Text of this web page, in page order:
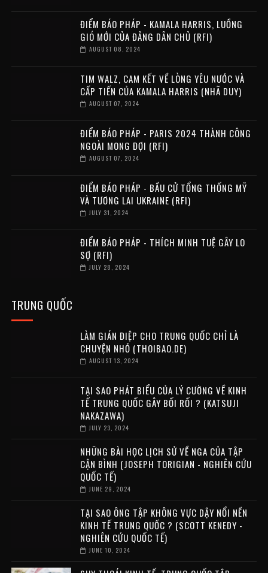
ĐIỂM BÁO PHÁP - KAMALA HARRIS, LUỒNG
GIÓ MỚI CỦA ĐẢNG DÂN CHỦ (RFI)
AUGUST 08, 2024
TIM WALZ, CAM KẾT VỀ LÒNG YÊU NƯỚC VÀ
CẤP TIẾN CỦA KAMALA HARRIS (NHÃ DUY)
AUGUST 07, 2024
ĐIỂM BÁO PHÁP - PARIS 2024 THÀNH CÔNG
NGOÀI MONG ĐỢI (RFI)
AUGUST 07, 2024
ĐIỂM BÁO PHÁP - BẦU CỬ TỔNG THỐNG MỸ
VÀ TƯƠNG LAI UKRAINE (RFI)
JULY 31, 2024
ĐIỂM BÁO PHÁP - THÍCH MINH TUỆ GÂY LO
SỢ (RFI)
JULY 28, 2024
TRUNG QUỐC
LÀM GIÁN ĐIỆP CHO TRUNG QUỐC CHỈ LÀ
CHUYỆN NHỎ (THOIBAO.DE)
AUGUST 13, 2024
TẠI SAO PHÁT BIỂU CỦA LÝ CƯỜNG VỀ KINH
TẾ TRUNG QUỐC GÂY BỐI RỐI ? (KATSUJI
NAKAZAWA)
JULY 23, 2024
NHỮNG BÀI HỌC LỊCH SỬ VỀ NGA CỦA TẬP
CẬN BÌNH (JOSEPH TORIGIAN - NGHIÊN CỨU
QUỐC TẾ)
JUNE 29, 2024
TẠI SAO ÔNG TẬP KHÔNG VỰC DẬY NỔI NỀN
KINH TẾ TRUNG QUỐC ? (SCOTT KENEDY -
NGHIÊN CỨU QUỐC TẾ)
JUNE 10, 2024